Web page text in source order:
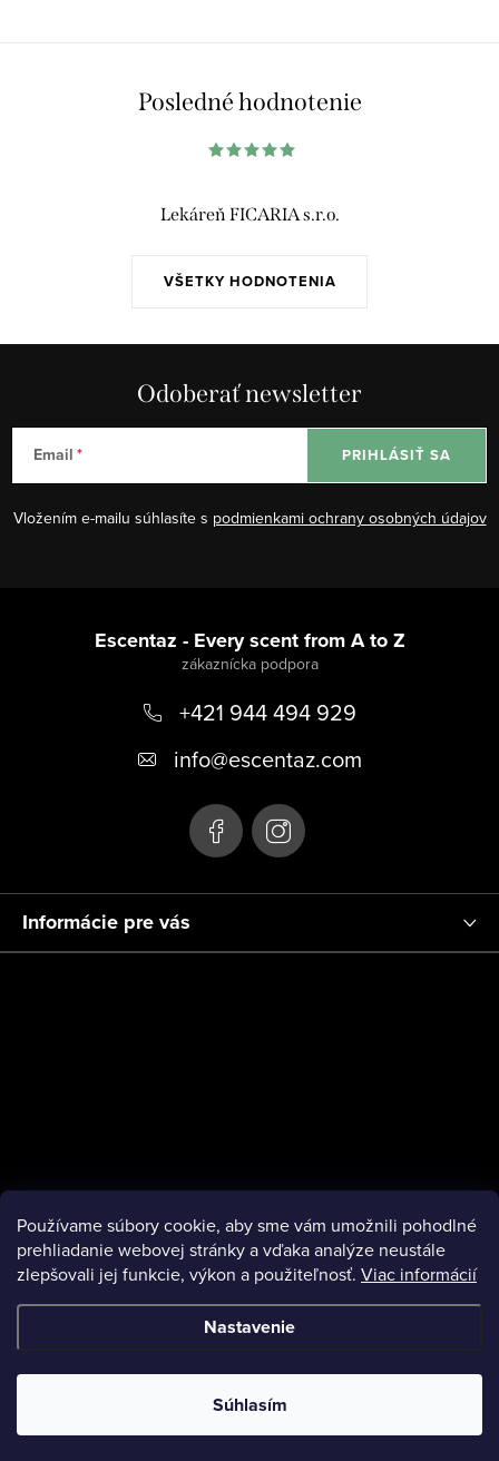
Používame súbory cookie, aby sme vám umožnili pohodlné
prehliadanie webovej stránky a vďaka analýze neustále
zlepšovali jej funkcie, výkon a použiteľnosť. Viac informácií
Nastavenie
Súhlasím
Posledné hodnotenie
VŠETKY HODNOTENIA
Lekáreň FICARIA s.r.o.
Odoberať newsletter
Email
Vložením e-mailu súhlasíte s podmienkami ochrany osobných údajov
PRIHLÁSIŤ SA
Escentaz - Every scent from A to Z
+421 944 494 929
info@escentaz.com
Informácie pre vás
Copyright 2026Escentaz. Všetky práva vyhradené.